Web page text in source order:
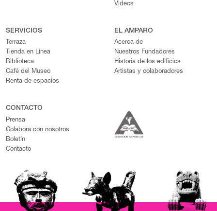
Videos
SERVICIOS
Terraza
Tienda en Línea
Biblioteca
Café del Museo
Renta de espacios
EL AMPARO
Acerca de
Nuestros Fundadores
Historia de los edificios
Artistas y colaboradores
CONTACTO
Prensa
Colabora con nosotros
Boletín
Contacto